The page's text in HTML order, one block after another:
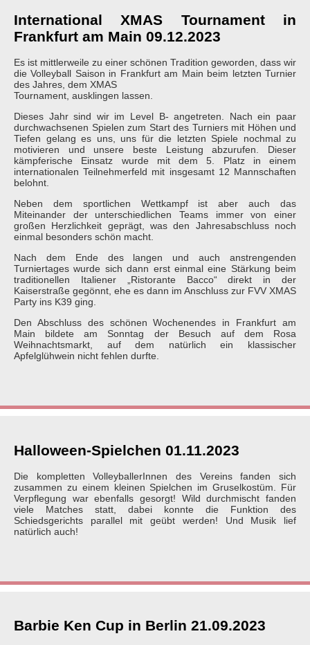
International XMAS Tournament in
Frankfurt am Main 09.12.2023
Es ist mittlerweile zu einer schönen Tradition geworden, dass wir
die Volleyball Saison in Frankfurt am Main beim letzten Turnier
des Jahres, dem XMAS
Tournament, ausklingen lassen.
Dieses Jahr sind wir im Level B- angetreten. Nach ein paar
durchwachsenen Spielen zum Start des Turniers mit Höhen und
Tiefen gelang es uns, uns für die letzten Spiele nochmal zu
motivieren und unsere beste Leistung abzurufen. Dieser
kämpferische Einsatz wurde mit dem 5. Platz in einem
internationalen Teilnehmerfeld mit insgesamt 12 Mannschaften
belohnt.
Neben dem sportlichen Wettkampf ist aber auch das
Miteinander der unterschiedlichen Teams immer von einer
großen Herzlichkeit geprägt, was den Jahresabschluss noch
einmal besonders schön macht.
Nach dem Ende des langen und auch anstrengenden
Turniertages wurde sich dann erst einmal eine Stärkung beim
traditionellen Italiener „Ristorante Bacco“ direkt in der
Kaiserstraße gegönnt, ehe es dann im Anschluss zur FVV XMAS
Party ins K39 ging.
Den Abschluss des schönen Wochenendes in Frankfurt am
Main bildete am Sonntag der Besuch auf dem Rosa
Weihnachtsmarkt, auf dem natürlich ein klassischer
Apfelglühwein nicht fehlen durfte.
Halloween-Spielchen 01.11.2023
Die kompletten VolleyballerInnen des Vereins fanden sich
zusammen zu einem kleinen Spielchen im Gruselkostüm. Für
Verpflegung war ebenfalls gesorgt! Wild durchmischt fanden
viele Matches statt, dabei konnte die Funktion des
Schiedsgerichts parallel mit geübt werden! Und Musik lief
natürlich auch!
Barbie Ken Cup in Berlin 21.09.2023